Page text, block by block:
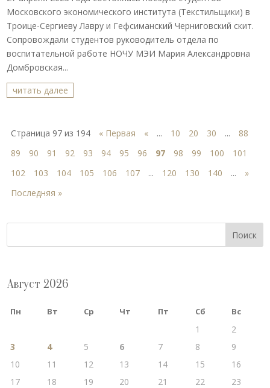
Московского экономического института (Текстильщики) в
Троице-Сергиеву Лавру и Гефсиманский Черниговский скит.
Сопровождали студентов руководитель отдела по
воспитательной работе НОЧУ МЭИ Мария Александровна
Домбровская...
читать далее
Страница 97 из 194 « Первая « ... 10 20 30 ...
88
89
90 91 92 93 94 95 96 97 98 99 100
101
102
103 104 105 106 107 ... 120 130 140 ...
»
Последняя »
Поиск
Август 2026
Пн Вт Ср Чт Пт Сб Вс
1
2
3
4 5 6 7 8
9
10
11 12 13 14 15
16
17
18 19 20 21 22
23